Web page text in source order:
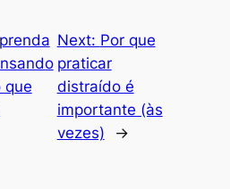
que
Next: Por que
praticar
distraído é
importante (às
vezes)
→